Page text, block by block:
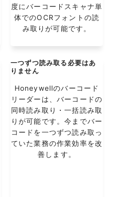
度にバーコードスキャナ単
体でのOCRフォントの読
み取りが可能です。
一つずつ読み取る必要はあ
りません
Honeywellのバーコード
リーダーは、バーコードの
同時読み取り・一括読み取
りが可能です。今までバー
コードを一つずつ読み取っ
ていた業務の作業効率を改
善します。